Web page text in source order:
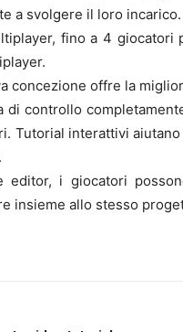
a svolgere il loro incarico.
fino a 4
concezione offre la
di controllo
Tutorial interattivi
editor, i giocatori
insieme allo stesso